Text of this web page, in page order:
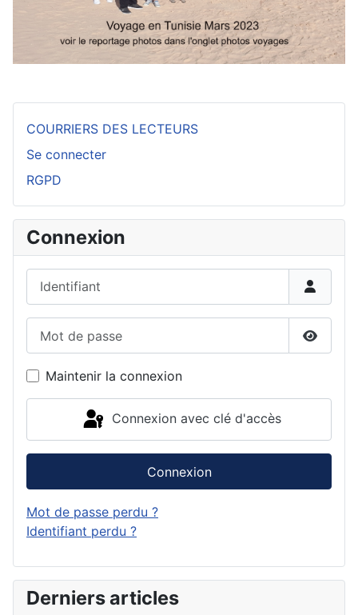
COURRIERS DES LECTEURS
Se connecter
RGPD
Connexion
Maintenir la connexion
Connexion avec clé d'accès
Connexion
Mot de passe perdu ?
Identifiant perdu ?
Derniers articles